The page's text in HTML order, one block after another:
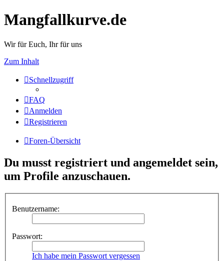
Mangfallkurve.de
Wir für Euch, Ihr für uns
Zum Inhalt
Schnellzugriff
FAQ
Anmelden
Registrieren
Foren-Übersicht
Du musst registriert und angemeldet sein,
um Profile anzuschauen.
Benutzername:
Passwort:
Ich habe mein Passwort vergessen